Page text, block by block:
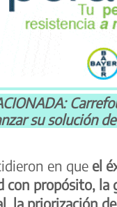
su solución
en que el
con propósito, la
la priorización